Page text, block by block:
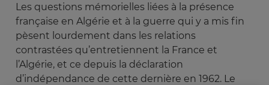
Les questions mémorielles liées à la présence
française en Algérie et à la guerre qui y a mis fin
pèsent lourdement dans les relations
contrastées qu’entretiennent la France et
l’Algérie, et ce depuis la déclaration
d’indépendance de cette dernière en 1962. Le